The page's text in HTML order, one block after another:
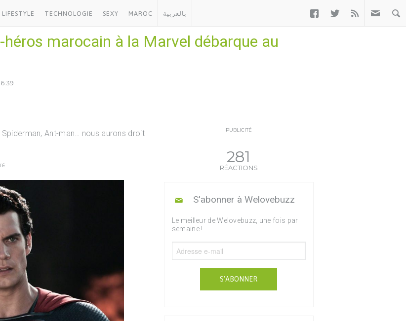
LIFESTYLE TECHNOLOGIE SEXY MAROC بالعربية   
marocain à la Marvel débarque au
Ant-man… nous aurons droit
PUBLICITÉ
281
RÉACTIONS
S'abonner à Welovebuzz
Le meilleur de Welovebuzz, une fois par
semaine !
S'ABONNER